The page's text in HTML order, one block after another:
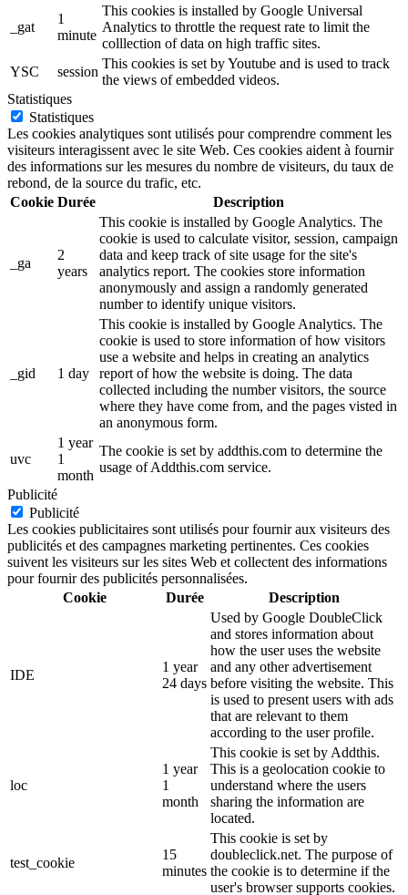
_gat
1
minute
This cookies is installed by Google Universal
Analytics to throttle the request rate to limit the
colllection of data on high traffic sites.
YSC
session
This cookies is set by Youtube and is used to track
the views of embedded videos.
Statistiques
Statistiques
Les cookies analytiques sont utilisés pour comprendre comment les
visiteurs interagissent avec le site Web. Ces cookies aident à fournir
des informations sur les mesures du nombre de visiteurs, du taux de
rebond, de la source du trafic, etc.
Cookie Durée Description
_ga
2
years
This cookie is installed by Google Analytics. The
cookie is used to calculate visitor, session, campaign
data and keep track of site usage for the site's
analytics report. The cookies store information
anonymously and assign a randomly generated
number to identify unique visitors.
_gid 1 day
This cookie is installed by Google Analytics. The
cookie is used to store information of how visitors
use a website and helps in creating an analytics
report of how the website is doing. The data
collected including the number visitors, the source
where they have come from, and the pages visted in
an anonymous form.
uvc
1 year
1
month
The cookie is set by addthis.com to determine the
usage of Addthis.com service.
Publicité
Publicité
Les cookies publicitaires sont utilisés pour fournir aux visiteurs des
publicités et des campagnes marketing pertinentes. Ces cookies
suivent les visiteurs sur les sites Web et collectent des informations
pour fournir des publicités personnalisées.
Cookie
Durée Description
IDE
1 year
24 days
Used by Google DoubleClick
and stores information about
how the user uses the website
and any other advertisement
before visiting the website. This
is used to present users with ads
that are relevant to them
according to the user profile.
loc
1 year
1
month
This cookie is set by Addthis.
This is a geolocation cookie to
understand where the users
sharing the information are
located.
test_cookie
15
minutes
This cookie is set by
doubleclick.net. The purpose of
the cookie is to determine if the
user's browser supports cookies.